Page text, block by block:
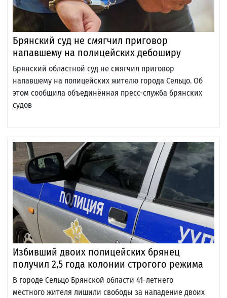
Брянский суд не смягчил приговор
напавшему на полицейских дебоширу
Брянский областной суд не смягчил приговор
напавшему на полицейских жителю города Сельцо. Об
этом сообщила объединённая пресс-служба брянских
судов
Избивший двоих полицейских брянец
получил 2,5 года колонии строгого режима
В городе Сельцо Брянской области 41-летнего
местного жителя лишили свободы за нападение двоих